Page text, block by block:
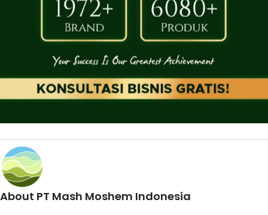
About PT Mash Moshem Indonesia